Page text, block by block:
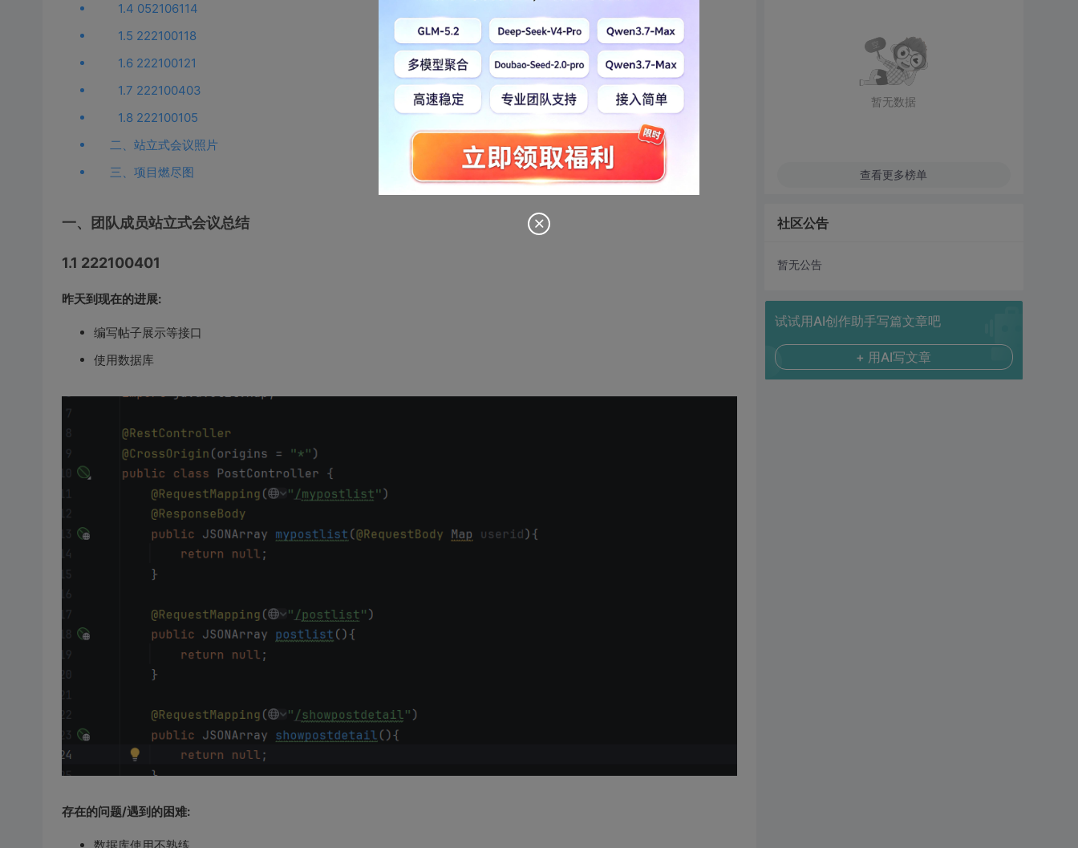
1.4 052106114
1.5 222100118
1.6 222100121
1.7 222100403
1.8 222100105
二、站立式会议照片
三、项目燃尽图
一、团队成员站立式会议总结
1.1 222100401
昨天到现在的进展:
编写帖子展示等接口
使用数据库
存在的问题/遇到的困难:
暂无数据
查看更多榜单
社区公告
暂无公告
试试用AI创作助手写篇文章吧
+ 用AI写文章